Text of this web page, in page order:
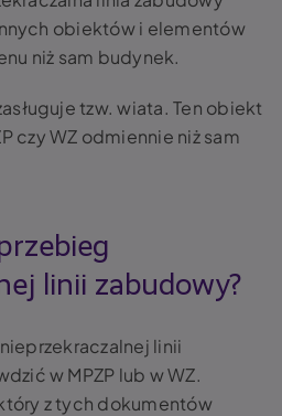
obiektów i elementów
niż sam budynek.
tzw. wiata. Ten obiekt
czy WZ odmiennie niż sam
linii zabudowy?
linii
w MPZP lub w WZ.
z tych dokumentów